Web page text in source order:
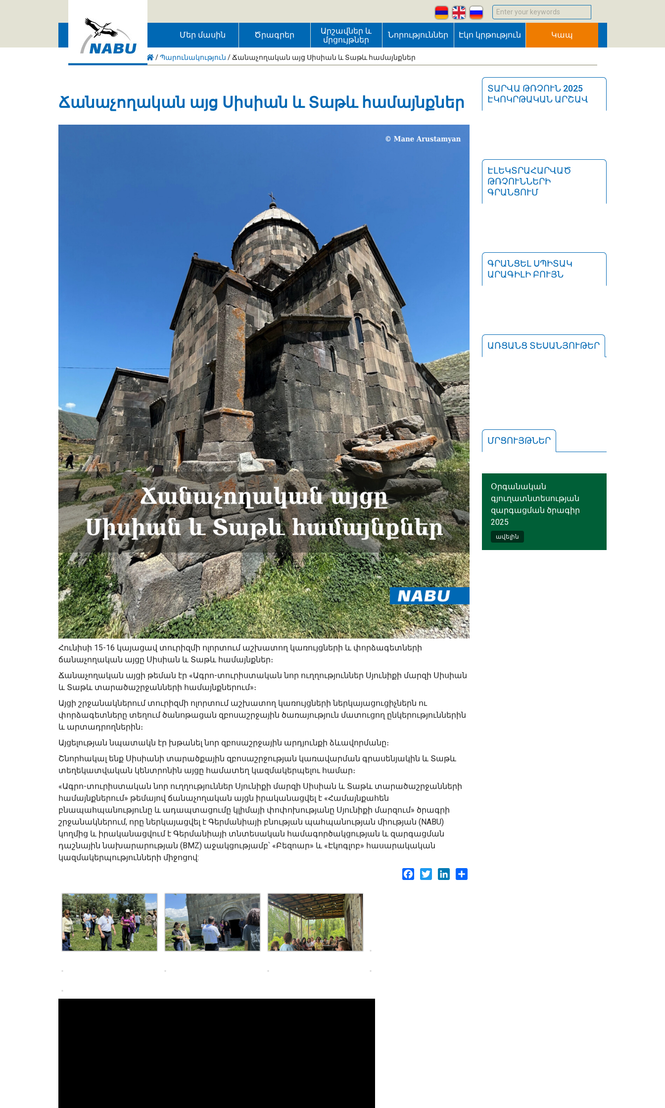
Enter your keywords
Մեր մասին Ծրագրեր
Արշավներ և
մրցույթներ
Նորություններ Էկո կրթություն Կապ
/Պարունակություն /Ճանաչողական այց Սիսիան և Տաթև համայնքներ
Ճանաչողական այց Սիսիան և Տաթև համայնքներ
Հունիսի 15-16 կայացավ տուրիզմի ոլորտում աշխատող կառույցների և փորձագետների
ճանաչողական այցը Սիսիան և Տաթև համայնքներ։
Ճանաչողական այցի թեման էր «Ագրո-տուրիստական նոր ուղղություններ Սյունիքի մարզի Սիսիան
և Տաթև տարածաշրջանների համայնքներում»։
Այցի շրջանակներում տուրիզմի ոլորտում աշխատող կառույցների ներկայացուցիչներն ու
փորձագետները տեղում ծանոթացան զբոսաշրջային ծառայություն մատուցող ընկերություններին
և արտադրողներին։
Այցելության նպատակն էր խթանել նոր զբոսաշրջային արդյունքի ձևավորմանը։
Շնորհակալ ենք Սիսիանի տարածքային զբոսաշրջության կառավարման գրասենյակին և Տաթև
տեղեկատվական կենտրոնին այցը համատեղ կազմակերպելու համար։
«Ագրո-տուրիստական նոր ուղղություններ Սյունիքի մարզի Սիսիան և Տաթև տարածաշրջանների
համայնքներում» թեմայով ճանաչողական այցն իրականացվել է «Համայնքահեն
բնապահպանությունը և ադապտացումը կլիմայի փոփոխությանը Սյունիքի մարզում» ծրագրի
շրջանակներում, որը ներկայացվել է Գերմանիայի բնության պահպանության միության (NABU)
կողմից և իրականացվում է Գերմանիայի տնտեսական համագործակցության և զարգացման
դաշնային նախարարության (BMZ) աջակցությամբ՝ «Բեզոար» և «Էկոգլոբ» հասարակական
կազմակերպությունների միջոցով:
Facebook
Twitter LinkedIn
ՏԱՐՎԱ ԹՌՉՈՒՆ 2025
ԷԿՈԿՐԹԱԿԱՆ ԱՐՇԱՎ
ԷԼԵԿՏՐԱՀԱՐՎԱԾ
ԹՌՉՈՒՆՆԵՐԻ
ԳՐԱՆՑՈՒՄ
ԳՐԱՆՑԵԼ ՍՊԻՏԱԿ
ԱՐԱԳԻԼԻ ԲՈՒՅՆ
ԱՌՑԱՆՑ ՏԵՍԱՆՅՈՒԹԵՐ
ՄՐՑՈՒՅԹՆԵՐ
Օրգանական
գյուղատնտեսության
զարգացման ծրագիր
2025
ավելին